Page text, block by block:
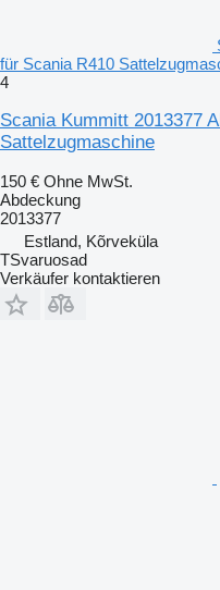
für Scania R410
4
Scania Kummitt 2013377
Sattelzugmaschine
150 € Ohne MwSt.
Abdeckung
2013377
Estland, Kõrveküla
TSvaruosad
Verkäufer kontaktieren